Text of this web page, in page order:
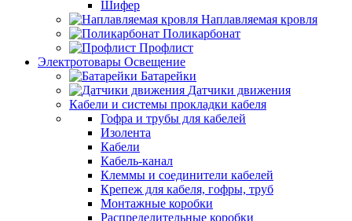
Шифер
Наплавляемая кровля
Поликарбонат
Профлист
Электротовары Освещение
Батарейки
Датчики движения
Кабели и системы прокладки кабеля
Гофра и трубы для кабелей
Изолента
Кабели
Кабель-канал
Клеммы и соединители кабелей
Крепеж для кабеля, гофры, труб
Монтажные коробки
Распределительные коробки